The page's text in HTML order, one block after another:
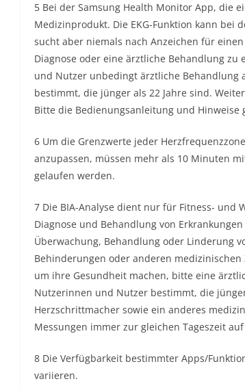
5 Bei der Samsung Health Monitor App, die
Medizinprodukt. Die EKG-Funktion kann bei
sucht aber niemals nach Anzeichen für
Diagnose oder eine ärztliche Behandlung
und Nutzer unbedingt ärztliche
bestimmt, die jünger als 22 Jahre sind.
Bitte die Bedienungsanleitung und
6 Um die Grenzwerte jeder
anzupassen, müssen mehr als 10 Minuten
gelaufen werden.
7 Die BIA-Analyse dient nur für Fitness- und
Diagnose und Behandlung von
Überwachung, Behandlung oder Linderung
Behinderungen oder anderen
um ihre Gesundheit machen, bitte eine
Nutzerinnen und Nutzer bestimmt, die
Herzschrittmacher sowie ein anderes
Messungen immer zur gleichen Tageszeit
8 Die Verfügbarkeit bestimmter Apps/
variieren.